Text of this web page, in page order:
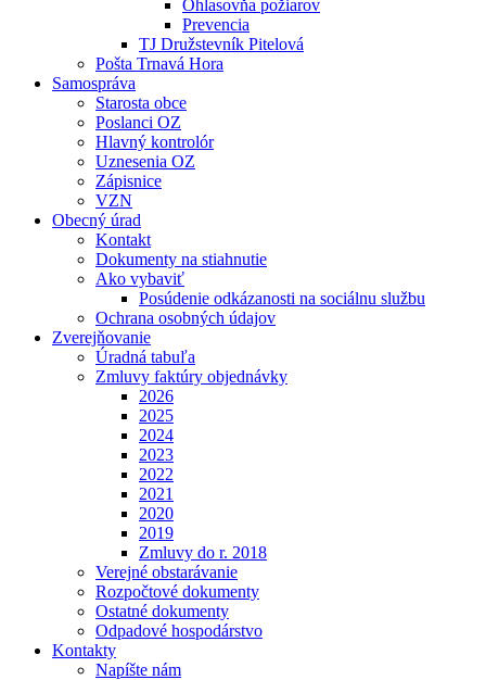
Ohlasovňa požiarov
Prevencia
TJ Družstevník Pitelová
Pošta Trnavá Hora
Samospráva
Starosta obce
Poslanci OZ
Hlavný kontrolór
Uznesenia OZ
Zápisnice
VZN
Obecný úrad
Kontakt
Dokumenty na stiahnutie
Ako vybaviť
Posúdenie odkázanosti na sociálnu službu
Ochrana osobných údajov
Zverejňovanie
Úradná tabuľa
Zmluvy faktúry objednávky
2026
2025
2024
2023
2022
2021
2020
2019
Zmluvy do r. 2018
Verejné obstarávanie
Rozpočtové dokumenty
Ostatné dokumenty
Odpadové hospodárstvo
Kontakty
Napíšte nám